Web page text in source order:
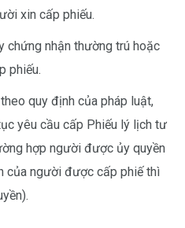
xin cấp phiếu.
chứng nhận thường trú hoặc
phiếu.
quy định của pháp luật,
yêu cầu cấp Phiếu lý lịch tư
hợp người được ủy quyền
của người được cấp phiế thì